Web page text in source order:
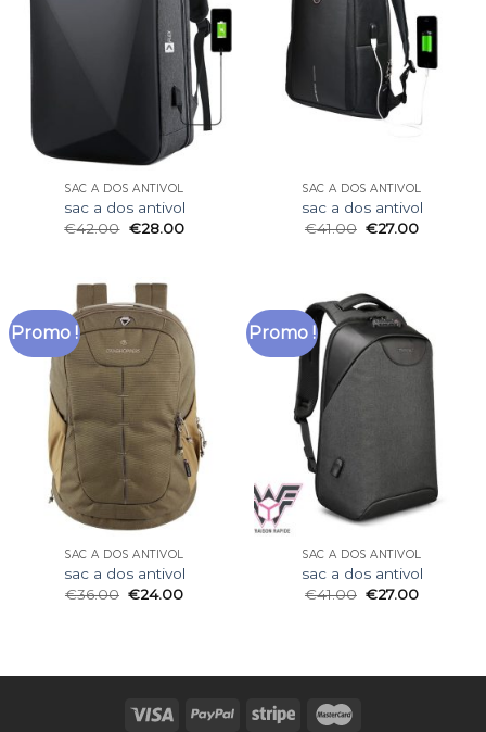
SAC A DOS ANTIVOL
sac a dos antivol
€42.00 €28.00
SAC A DOS ANTIVOL
sac a dos antivol
€41.00 €27.00
Promo !
SAC A DOS ANTIVOL
sac a dos antivol
€36.00 €24.00
Promo !
SAC A DOS ANTIVOL
sac a dos antivol
€41.00 €27.00